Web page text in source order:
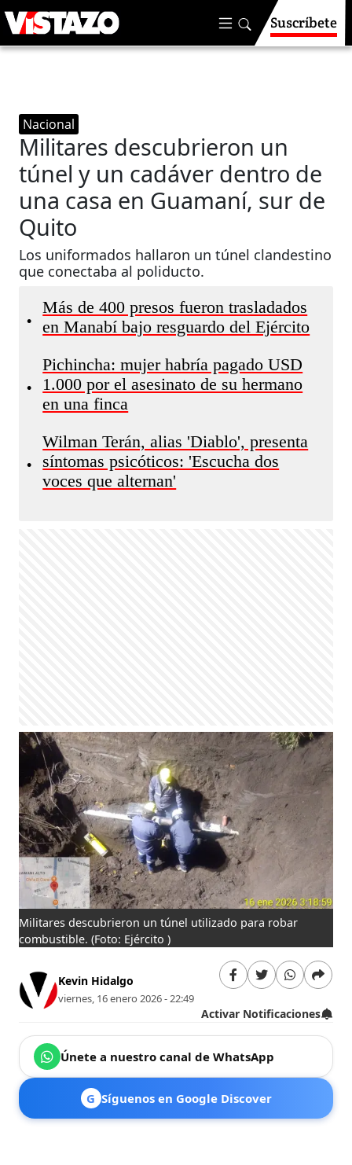
Suscríbete
Nacional
Militares descubrieron un
túnel y un cadáver dentro de
una casa en Guamaní, sur de
Quito
Los uniformados hallaron un túnel clandestino
que conectaba al poliducto.
•
Más de 400 presos fueron trasladados
en Manabí bajo resguardo del Ejército
•
Pichincha: mujer habría pagado USD
1.000 por el asesinato de su hermano
en una finca
•
Wilman Terán, alias 'Diablo', presenta
síntomas psicóticos: 'Escucha dos
voces que alternan'
Militares descubrieron un túnel utilizado para robar
combustible. (Foto: Ejército )
Kevin Hidalgo
viernes, 16 enero 2026 - 22:49
Activar Notificaciones
Únete a nuestro canal de WhatsApp
G Síguenos en Google Discover